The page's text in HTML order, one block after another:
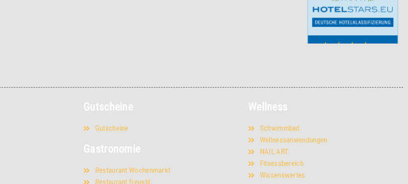
Gutscheine
Gutscheine
Gastronomie
Restaurant Wochenmarkt
Restaurant freustil
Wellness
Schwimmbad
Wellnessanwendungen
NAIL ART
Fitnessbereich
Wissenswertes